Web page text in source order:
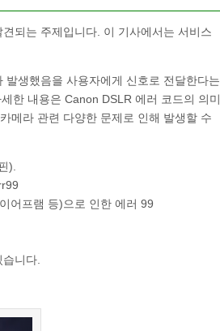
되는 주제입니다. 이 기사에서는 서비스
생했음을 사용자에게 신호로 전달한다는
한 내용은 Canon DSLR 에러 코드의 의미
메라 관련 다양한 문제로 인해 발생할 수
).
어프램 등)으로 인한 에러 99
니다.